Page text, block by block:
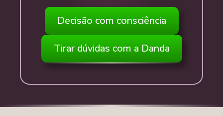
Decisão com consciência
Tirar dúvidas com a Danda